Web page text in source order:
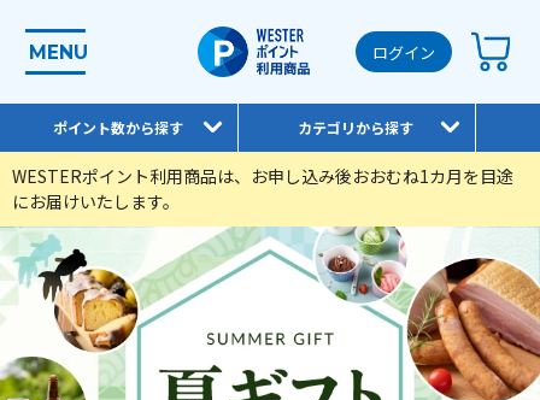
MENU ログイン
ポイント数から探す カテゴリから探す
WESTERポイント利用商品は、お申し込み後おおむね1カ月を目途
にお届けいたします。